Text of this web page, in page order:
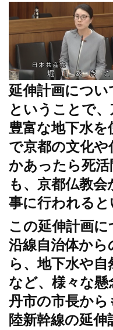
延伸計画につ
ということで
豊富な地下水
で京都の文化
かあったら死
も、京都仏教
事に行われる
この延伸計画
沿線自治体か
ら、地下水や
など、様々な
丹市の市長か
陸新幹線の延